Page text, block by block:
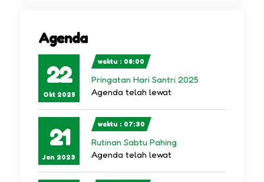
Agenda
22
Okt 2025
waktu : 08:00
Pringatan Hari Santri 2025
Agenda telah lewat
21
Jan 2023
waktu : 07:30
Rutinan Sabtu Pahing
Agenda telah lewat